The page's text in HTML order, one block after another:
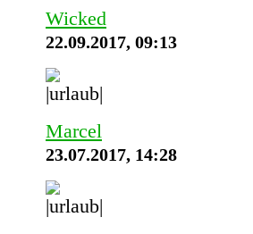
Wicked
22.09.2017, 09:13
Marcel
23.07.2017, 14:28